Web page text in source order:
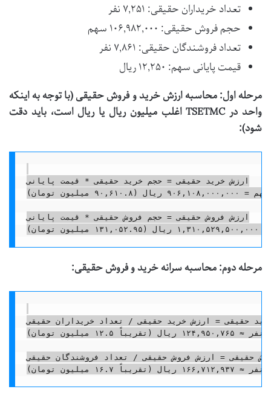
تعداد خریداران حقیقی: ۷,۲۵۱ نفر
حجم فروش حقیقی: ۱۰۶,۹۸۲,۰۰۰ سهم
تعداد فروشندگان حقیقی: ۷,۸۶۱ نفر
قیمت پایانی سهم: ۱۲,۲۵۰ ریال
مرحله اول: محاسبه ارزش خرید و فروش حقیقی (با توجه به اینکه
واحد در TSETMC اغلب میلیون ریال یا ریال است، باید دقت
شود):
ارزش خرید حقیقی = حجم خرید حقیقی * قیمت پایانی
ارزش خرید حقیقی = ۷۳,۹۶۸,۰۰۰ سهم * ۱۲,۲۵۰ ریال/سهم = ۹۰۶,۱۰۸,۰۰۰,۰۰۰ ریال (۹۰,۶۱۰.۸ میلیون تومان)
ارزش فروش حقیقی = حجم فروش حقیقی * قیمت پایانی
مرحله دوم: محاسبه سرانه خرید و فروش حقیقی:
حقیقی = ارزش خرید حقیقی / تعداد خریداران حقیقی
سرانه خرید حقیقی = ۹۰۶,۱۰۸,۰۰۰,۰۰۰ ریال / ۷,۲۵۱ نفر ≈ ۱۲۴,۹۵۰,۷۶۵ ریال (تقریباً ۱۲.۵ میلیون تومان)
حقیقی = ارزش فروش حقیقی / تعداد فروشندگان حقیقی